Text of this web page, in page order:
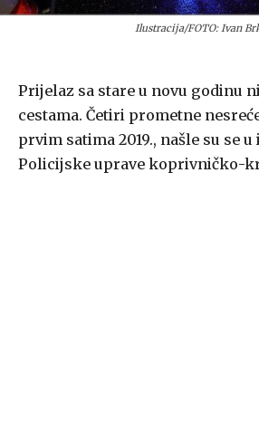
Ilustracija/FOTO: Ivan
Prijelaz sa stare u novu godinu
cestama. Četiri prometne
prvim satima 2019., našle su se u
Policijske uprave koprivničko-